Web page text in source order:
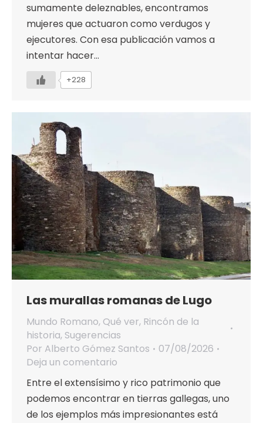
sumamente deleznables, encontramos
mujeres que actuaron como verdugos y
ejecutores. Con esa publicación vamos a
intentar hacer…
+228
Las murallas romanas de Lugo
Mundo Romano, Qué ver, Rincón de la
historia, Sugerencias
Por Alberto Gómez Santos
07/08/2026
Deja un comentario
Entre el extensísimo y rico patrimonio que
podemos encontrar en tierras gallegas, uno
de los ejemplos más impresionantes está